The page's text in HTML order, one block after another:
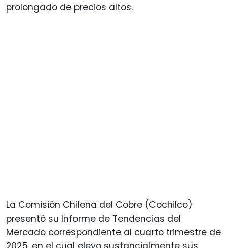
prolongado de precios altos.
La Comisión Chilena del Cobre (Cochilco)
presentó su Informe de Tendencias del
Mercado correspondiente al cuarto trimestre de